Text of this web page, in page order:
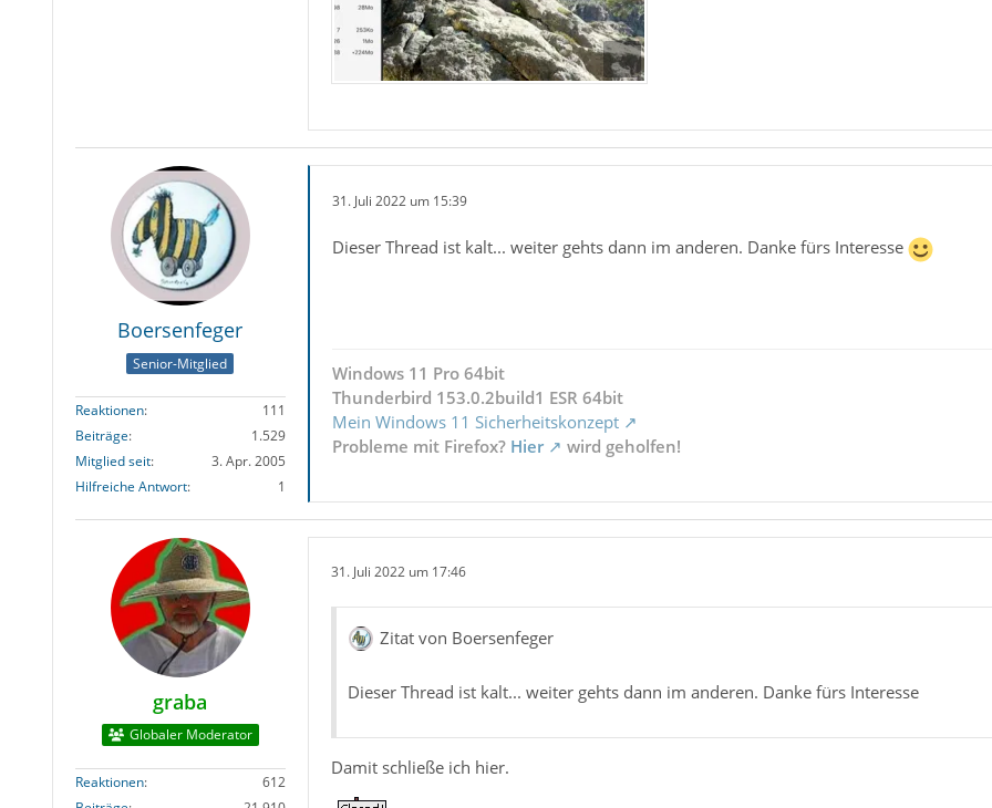
gqC2CYckI/fcZAMC6fQEmaS+qkq5u/
Lo21bi8y44NvZlRmE7mwaPj4N+Sc97Et4zwqThhByZEuQRTvOXWqgw9IaA/
    -moz-image-region: auto !important;}
list-style-image: url("data:image/
ORK5CYII=") !important;
list-style-image: url("data:image/
RT0zTdxzG8W9iPHjwtsyTRg/LspMHjDNzeiBZlmyZMUYywcRdsCYmBhO0IYgzCIh/
lv5YWLOB7BxNNI9x8kuf4eeVJPkJ8yjy5Xt48dL950vZns3ejSpqKkQ0Bc2N5/
+r/Irqb/28MQrr5XE3ARLqTgzHjtP2ltYymTeA55u/
L/mqjS12Mq8cULRJii3Dc0xYPVe/
C8gg2m4211RXWVleoKfyCir07CfucGGrUd4T26A7/
ufhuNOv4gJvcyqjuJ/
ErkJggg==") !important;
Boersenfeger
Senior-Mitglied
Reaktionen
111
Beiträge
1.529
Mitglied seit
3. Apr. 2005
Hilfreiche Antwort
1
31. Juli 2022 um 15:39
Dieser Thread ist kalt... weiter gehts dann im anderen. Danke fürs Interesse
Windows 11 Pro 64bit
Thunderbird 153.0.2build1 ESR 64bit
Mein Windows 11 Sicherheitskonzept
Probleme mit Firefox? Hier wird geholfen!
graba
Globaler Moderator
Reaktionen
612
31. Juli 2022 um 17:46
Zitat von Boersenfeger
Dieser Thread ist kalt... weiter gehts dann im anderen. Danke fürs Interesse
Damit schließe ich hier.